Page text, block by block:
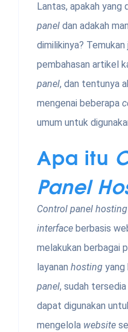
Lantas, apakah yang
panel dan adakah
dimilikinya?
pembahasan artikel
panel, dan tentunya
mengenai beberapa
umum untuk
Apa itu
Panel
Control panel hosting
interface berbasis
melakukan berbagai
layanan hosting yang
panel, sudah
dapat digunakan
mengelola website